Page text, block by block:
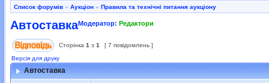
Список форумів » Аукціон » Правила та технічні питання аукціону
АвтоставкаМодератор: Редактори
Сторінка 1 з 1
[ 7 повідомлень ]
Версія для друку
Автоставка